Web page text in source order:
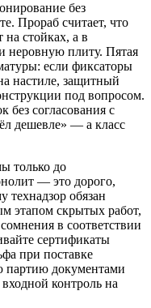
без
Прораб считает, что
стойках, а в
неровную плиту. Пятая
если фиксаторы
настиле, защитный
под вопросом.
согласования с
дешевле» — а класс
только до
— это дорого,
обязан
этапом скрытых работ,
в соответствии
сертификаты
при поставке
партию документами
контроль на